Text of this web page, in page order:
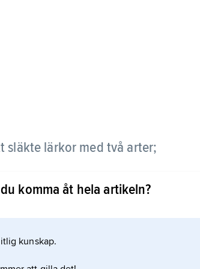
släkte lärkor med två arter;
komma åt hela artikeln?
kunskap.